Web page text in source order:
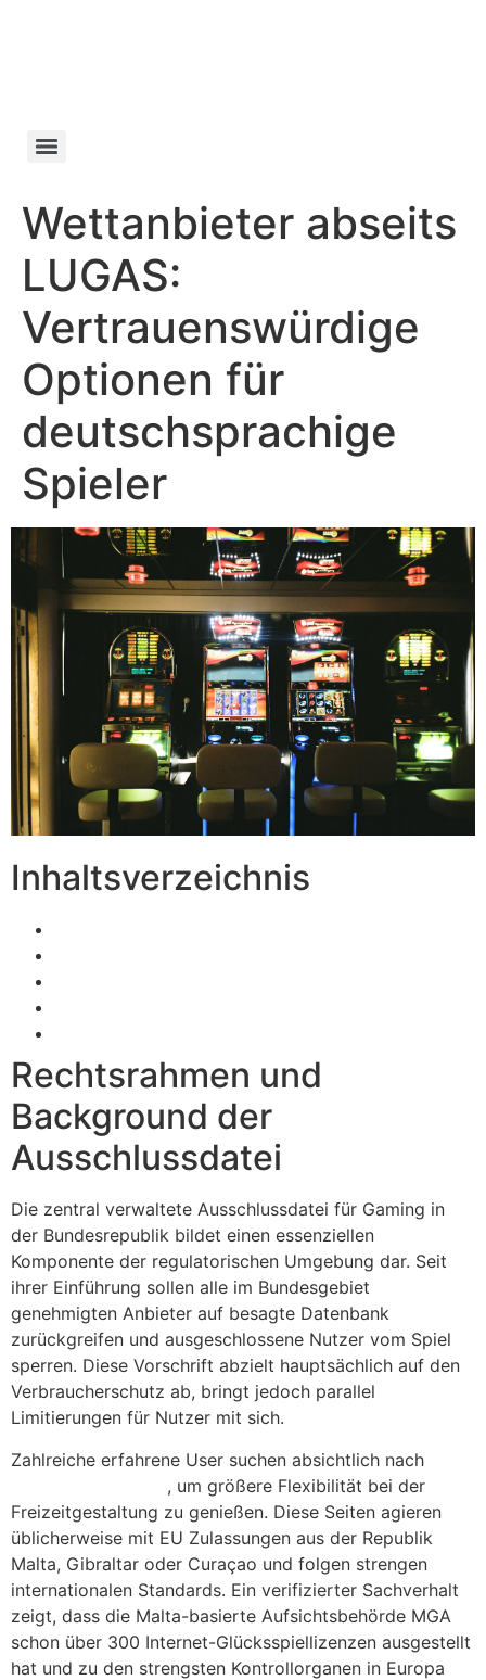
Wettanbieter abseits
LUGAS:
Vertrauenswürdige
Optionen für
deutschsprachige
Spieler
Inhaltsverzeichnis
Rechtsrahmen und
Background der
Ausschlussdatei
Die zentral verwaltete Ausschlussdatei für Gaming in
der Bundesrepublik bildet einen essenziellen
Komponente der regulatorischen Umgebung dar. Seit
ihrer Einführung sollen alle im Bundesgebiet
genehmigten Anbieter auf besagte Datenbank
zurückgreifen und ausgeschlossene Nutzer vom Spiel
sperren. Diese Vorschrift abzielt hauptsächlich auf den
Verbraucherschutz ab, bringt jedoch parallel
Limitierungen für Nutzer mit sich.
Zahlreiche erfahrene User suchen absichtlich nach
, um größere Flexibilität bei der
Freizeitgestaltung zu genießen. Diese Seiten agieren
üblicherweise mit EU Zulassungen aus der Republik
Malta, Gibraltar oder Curaçao und folgen strengen
internationalen Standards. Ein verifizierter Sachverhalt
zeigt, dass die Malta-basierte Aufsichtsbehörde MGA
schon über 300 Internet-Glücksspiellizenzen ausgestellt
hat und zu den strengsten Kontrollorganen in Europa